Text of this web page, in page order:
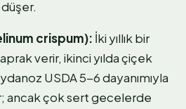
crispum): İki yıllık bir
verir, ikinci yılda çiçek
USDA 5-6 dayanımıyla
ancak çok sert gecelerde